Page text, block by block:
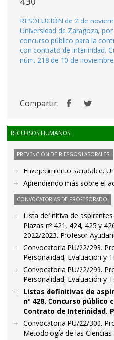
RESOLUCIÓN de 2 de
Universidad de Zaragoza,
concurso público para la
con contrato de interinidad.
núm. 218 de 10 de
Compartir:
RECURSOS HUMANOS
PREVENCIÓN DE RIESGOS LABORALES
Envejecimiento saludable:
Aprendiendo más sobre el
CONVOCATORIAS DE PROFESORADO
Lista definitiva de
Plazas nº 421, 424, 425 y
2022/2023. Profesor
Convocatoria PU/22/298.
Personalidad, Evaluación y
Convocatoria PU/22/299.
Personalidad, Evaluación y
Listas definitivas de
nº 428. Concurso público
Contrato de Interinidad.
Convocatoria PU/22/300.
Metodología de las